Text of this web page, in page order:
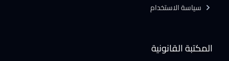
المكتبة القانونية
سياسة الاستخدام